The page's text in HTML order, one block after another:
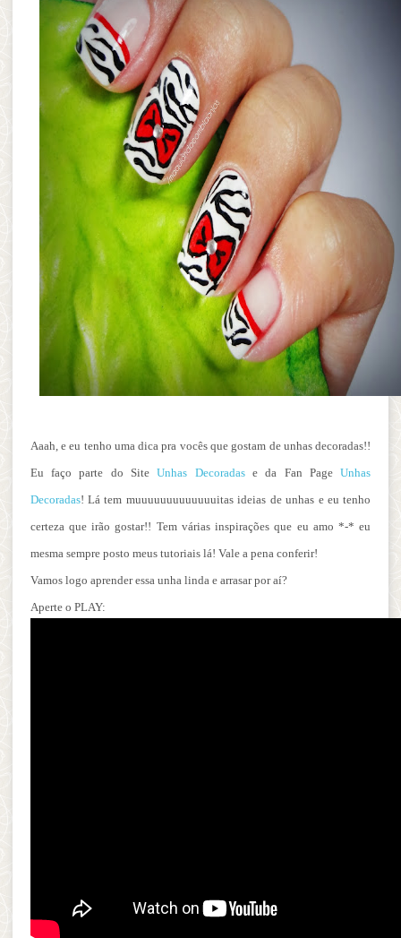
Aaah, e eu tenho uma dica pra vocês que gostam de unhas decoradas!!
Eu faço parte do SiteUnhas Decoradase da Fan PageUnhas
Decoradas! Lá tem muuuuuuuuuuuuuitas ideias de unhas e eu tenho
certeza que irão gostar!! Tem várias inspirações que eu amo *-* eu
mesma sempre posto meus tutoriais lá! Vale a pena conferir!
Vamos logo aprender essa unha linda e arrasar por aí?
Aperte o PLAY: